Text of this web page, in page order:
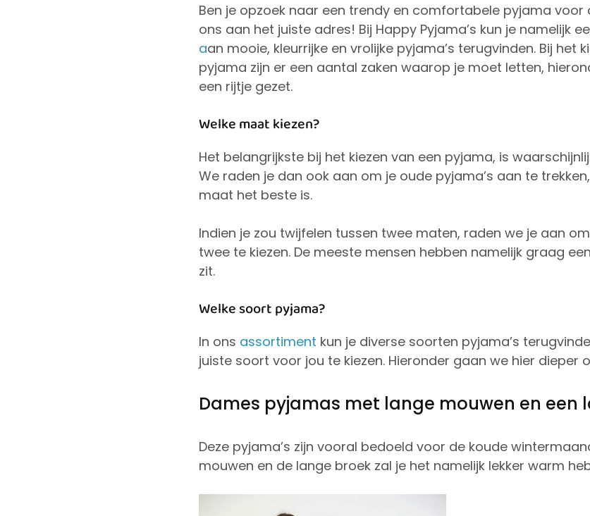
Ben je opzoek naar een trendy en comfortabele pyjama voor
ons aan het juiste adres! Bij Happy Pyjama’s kun je namelijk
aan mooie, kleurrijke en vrolijke pyjama’s terugvinden. Bij het
pyjama zijn er een aantal zaken waarop je moet letten,
een rijtje gezet.
Welke maat kiezen?
Het belangrijkste bij het kiezen van een pyjama, is
We raden je dan ook aan om je oude pyjama’s aan te
maat het beste is.
Indien je zou twijfelen tussen twee maten, raden we je aan
twee te kiezen. De meeste mensen hebben namelijk graag
zit.
Welke soort pyjama?
In ons assortiment kun je diverse soorten pyjama’s
juiste soort voor jou te kiezen. Hieronder gaan we hier dieper
Dames pyjamas met lange mouwen en een
Deze pyjama’s zijn vooral bedoeld voor de koude
mouwen en de lange broek zal je het namelijk lekker warm